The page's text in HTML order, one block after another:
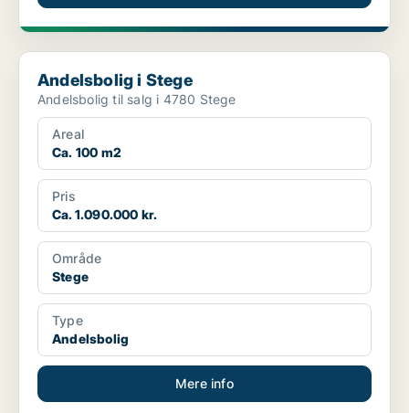
Andelsbolig i Stege
Andelsbolig i Stege
Andelsbolig til salg i 4780 Stege
Areal
Ca. 100 m2
Pris
Ca. 1.090.000 kr.
Område
Stege
Type
Andelsbolig
Mere info